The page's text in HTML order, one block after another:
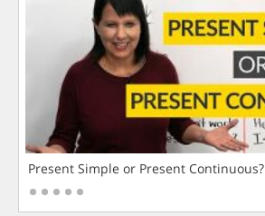
Present Simple or Present Continuous?